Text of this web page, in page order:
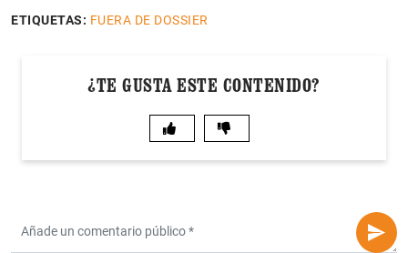
ETIQUETAS: FUERA DE DOSSIER
¿TE GUSTA ESTE CONTENIDO?